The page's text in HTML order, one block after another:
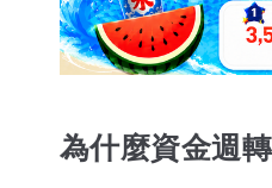
為什麼資金週